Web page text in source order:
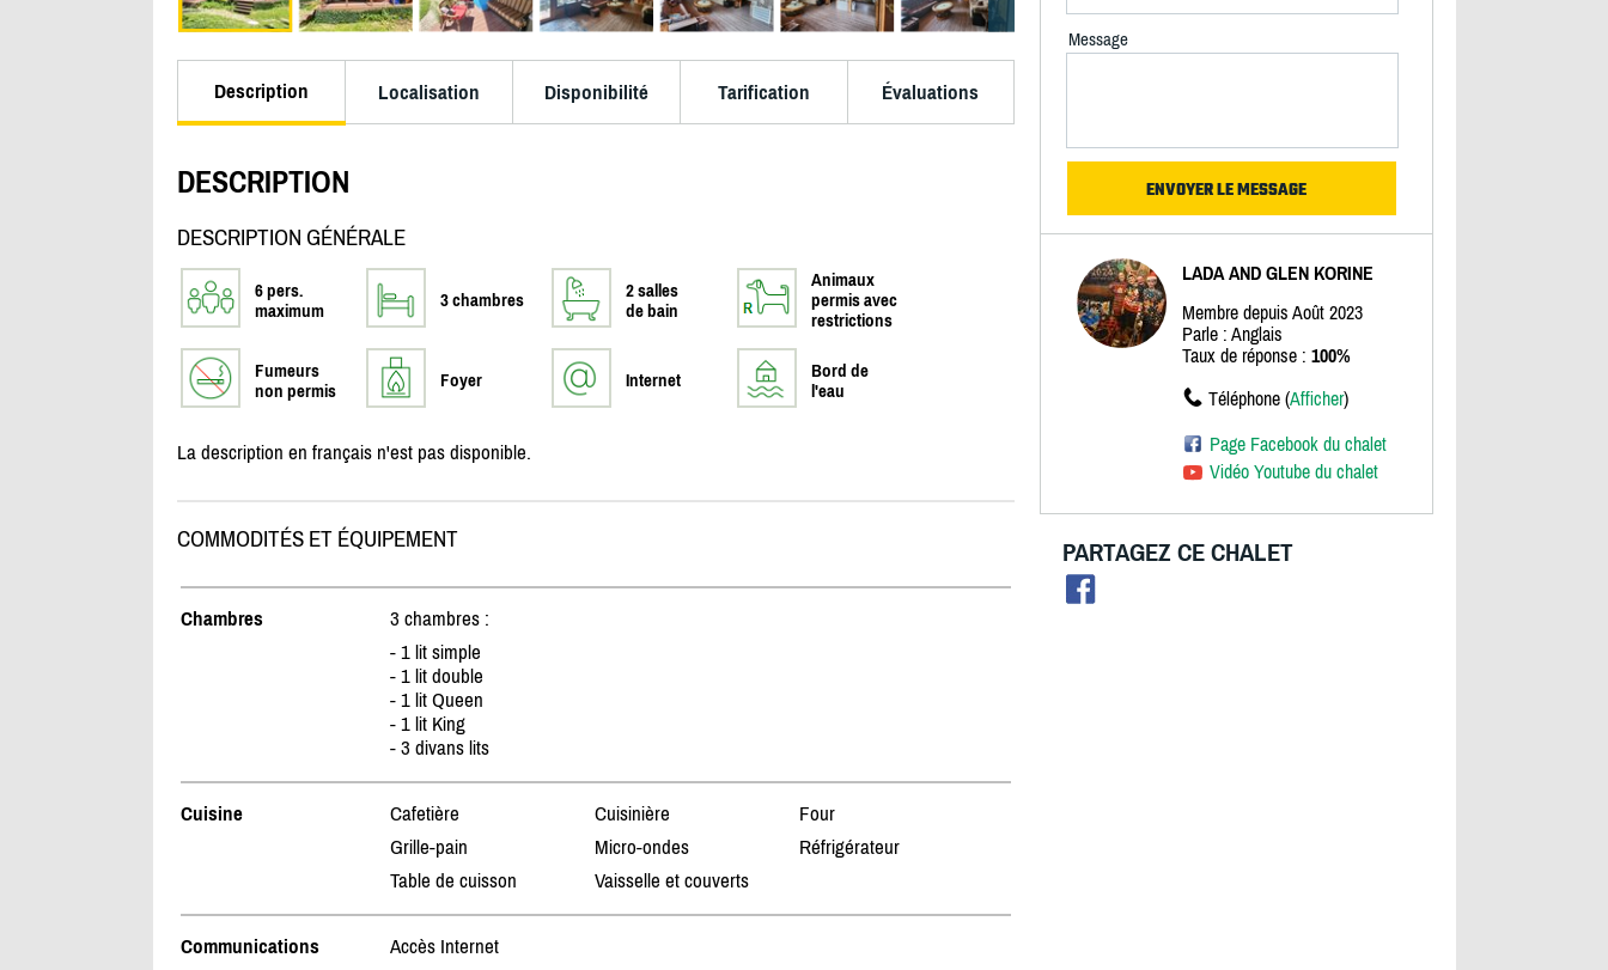
Description Localisation Disponibilité Tarification Évaluations
DESCRIPTION
DESCRIPTION GÉNÉRALE
6 pers.
maximum
3 chambres
2 salles
de bain
Animaux
permis avec
restrictions
Fumeurs
non permis
Foyer Internet
Bord de
l'eau
La description en français n'est pas disponible.
COMMODITÉS ET ÉQUIPEMENT
Chambres
3 chambres :
- 1 lit simple
- 1 lit double
- 1 lit Queen
- 1 lit King
- 3 divans lits
Cuisine Cafetière Cuisinière
Four
Grille-pain
Micro-ondes
Réfrigérateur
Table de cuisson
Vaisselle et couverts
Communications Accès Internet
Message
LADA AND GLEN KORINE
Membre depuis Août 2023
Parle : Anglais
Taux de réponse : 100%
Téléphone (Afficher)
Page Facebook du chalet
Vidéo Youtube du chalet
PARTAGEZ CE CHALET